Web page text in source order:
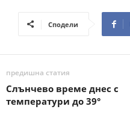
Сподели
предишна статия
Слънчево време днес с
температури до 39°